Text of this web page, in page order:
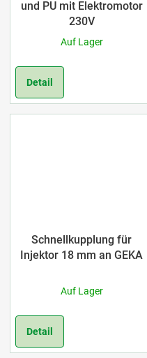
und PU mit Elektromotor
230V
Auf Lager
Detail
Schnellkupplung für
Injektor 18 mm an GEKA
Auf Lager
Detail